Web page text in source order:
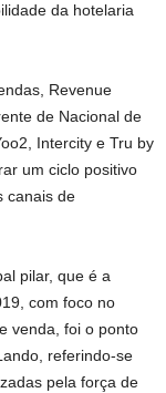
da hotelaria
Revenue
de Nacional de
Intercity e Tru by
um ciclo positivo
canais de
pilar, que é a
com foco no
venda, foi o ponto
referindo-se
pela força de